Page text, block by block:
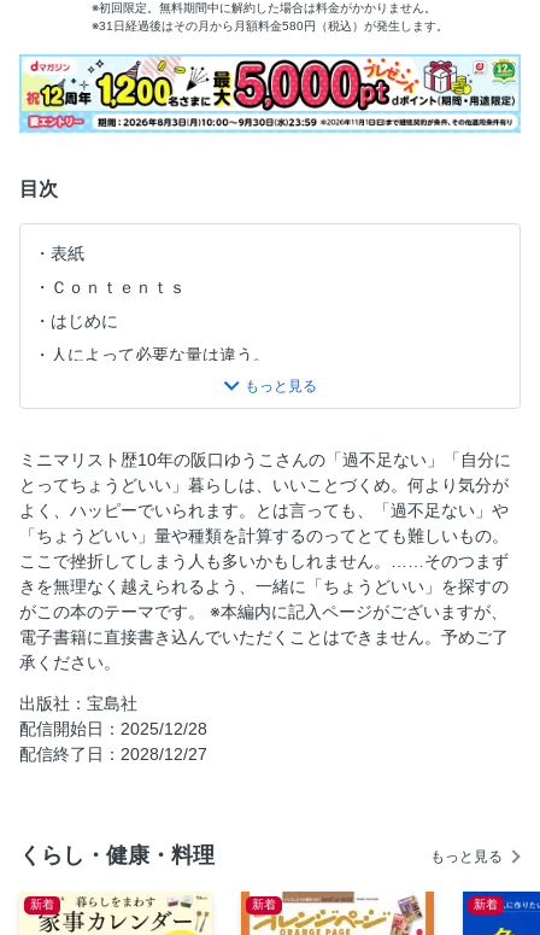
※初回限定。無料期間中に解約した場合は料金がかかりません。
※31日経過後はその月から月額料金580円（税込）が発生します。
目次
表紙
Ｃｏｎｔｅｎｔｓ
はじめに
人によって必要な量は違う。
『もやっ！』が起きたらエラーあり。
阪口流いる物・いらない物がスッキリわかるワークブック
Ｗｏｒｋ１ 「不健康を呼ばない」ことが暮らしの根っこ！
Ｗｏｒｋ２ 日常の「もやっ！」は見直しどきのサイン。
家族と物量をすり合わせる秘訣
Ｗｏｒｋ３ お財布から学ぶ片付けの所作。
Ｗｏｒｋ４ 物欲との戦い方を心得る。
「服はこのお店！」と決めている 阪口流お買い物の流儀
Ｗｏｒｋ５ 捨てることまで考える。
Ｗｏｒｋ６ 迷い時間・悩み時間はローテ化で解消。
私が思う、これからのこと。
いつも笑って過ごせる自分と家族がいたら、それでいいのか
「小さく暮らすこと」は今の時代、豊かな老後の練習場所だ
ミニマリスト歴10年の阪口ゆうこさんの「過不足ない」「自分に
とってちょうどいい」暮らしは、いいことづくめ。何より気分が
よく、ハッピーでいられます。とは言っても、「過不足ない」や
「ちょうどいい」量や種類を計算するのってとても難しいもの。
ここで挫折してしまう人も多いかもしれません。……そのつまず
きを無理なく越えられるよう、一緒に「ちょうどいい」を探すの
がこの本のテーマです。 ※本編内に記入ページがございますが、
電子書籍に直接書き込んでいただくことはできません。予めご了
承ください。
出版社：宝島社
配信開始日：2025/12/28
配信終了日：2028/12/27
くらし・健康・料理 もっと見る
新着 新着 新着